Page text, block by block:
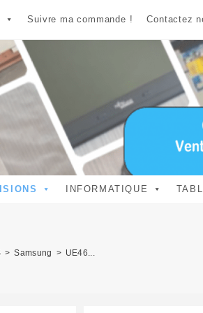
Suivre ma commande ! Contactez
INFORMATIQUE
> Samsung > UE46...